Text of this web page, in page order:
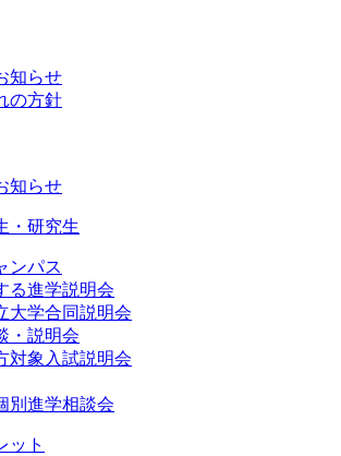
知らせ
の方針
知らせ
・研究生
ンパス
る進学説明会
大学合同説明会
・説明会
対象入試説明会
別進学相談会
ット